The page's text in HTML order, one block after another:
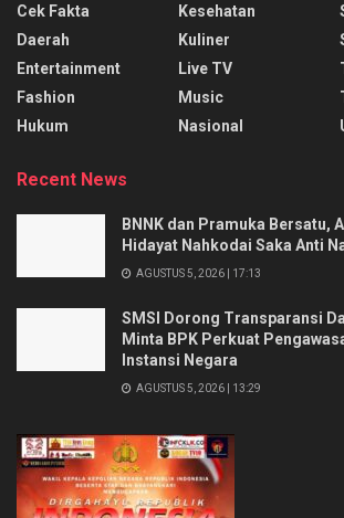
Cek Fakta
Daerah
Entertainment
Fashion
Hukum
Kesehatan
Kuliner
Live TV
Music
Nasional
Recent News
BNNK dan Pramuka Bersatu,
Hidayat Nahkodai Saka Anti
AGUSTUS 5, 2026 | 17:13
SMSI Dorong Transparansi
Minta BPK Perkuat
Instansi Negara
AGUSTUS 5, 2026 | 13:29